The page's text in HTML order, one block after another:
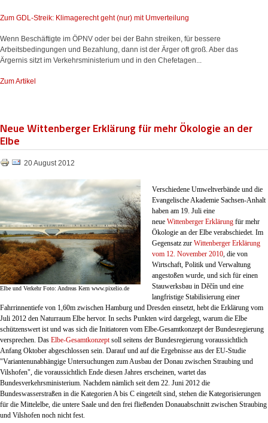
Zum GDL-Streik: Klimagerecht geht (nur) mit Umverteilung
Wenn Beschäftigte im ÖPNV oder bei der Bahn streiken, für bessere
Arbeitsbedingungen und Bezahlung, dann ist der Ärger oft groß. Aber das
Ärgernis sitzt im Verkehrsministerium und in den Chefetagen...
Zum Artikel
Neue Wittenberger Erklärung für mehr Ökologie an der
Elbe
20 August 2012
Elbe und Verkehr Foto: Andreas Kern www.pixelio.de
Verschiedene Umweltverbände und die
Evangelische Akademie Sachsen-Anhalt
haben am 19. Juli eine
neueWittenberger Erklärung für mehr
Ökologie an der Elbe verabschiedet. Im
Gegensatz zurWittenberger Erklärung
vom 12. November 2010, die von
Wirtschaft, Politik und Verwaltung
angestoßen wurde, und sich für einen
Stauwerksbau in Děčín und eine
langfristige Stabilisierung einer
Fahrrinnentiefe von 1,60m zwischen Hamburg und Dresden einsetzt, hebt die Erklärung vom
Juli 2012 den Naturraum Elbe hervor. In sechs Punkten wird dargelegt, warum die Elbe
schützenswert ist und was sich die Initiatoren vom Elbe-Gesamtkonzept der Bundesregierung
versprechen. Das Elbe-Gesamtkonzeptsoll seitens der Bundesregierung voraussichtlich
Anfang Oktober abgeschlossen sein. Darauf und auf die Ergebnisse aus der EU-Studie
"Variantenunabhängige Untersuchungen zum Ausbau der Donau zwischen Straubing und
Vilshofen", die voraussichtlich Ende diesen Jahres erscheinen, wartet das
Bundesverkehrsministerium. Nachdem nämlich seit dem 22. Juni 2012 die
Bundeswasserstraßen in die Kategorien A bis C eingeteilt sind, stehen die Kategorisierungen
für die Mittelelbe, die untere Saale und den frei fließenden Donauabschnitt zwischen Straubing
und Vilshofen noch nicht fest.